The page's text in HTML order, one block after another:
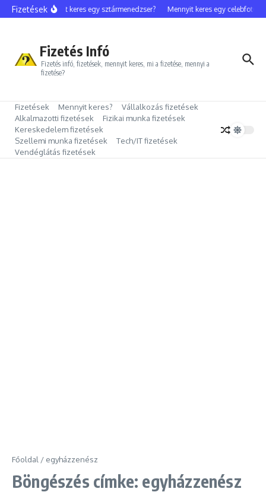
Ugrás a tartalomhoz
FizetésekMennyit keres egy sztármenedzser? Mennyit keres egy celebfotós?
Fizetés Infó
Fizetés infó, fizetések, mennyit keres, mi a fizetése, mennyi a
fizetése?
Fizetések Mennyit keres?
Vállalkozás fizetések
Alkalmazotti fizetések
Fizikai munka fizetések
Kereskedelem fizetések
Szellemi munka fizetések
Tech/IT fizetések
Vendéglátás fizetések
Főoldal / egyházzenész
Böngészés címke: egyházzenész